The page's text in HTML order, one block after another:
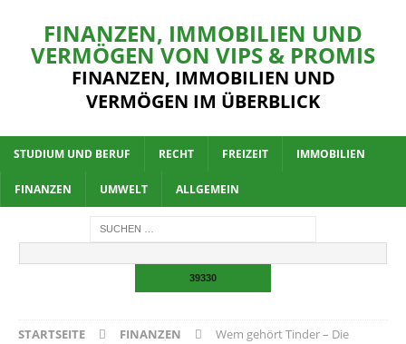
FINANZEN, IMMOBILIEN UND
VERMÖGEN VON VIPS & PROMIS
FINANZEN, IMMOBILIEN UND
VERMÖGEN IM ÜBERBLICK
STUDIUM UND BERUF RECHT FREIZEIT IMMOBILIEN
FINANZEN UMWELT ALLGEMEIN
STARTSEITE FINANZEN
Wem gehört Tinder – Die